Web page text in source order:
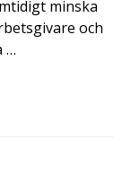
minska
och
…